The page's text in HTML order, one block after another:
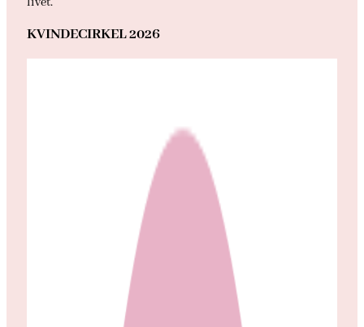
KVINDECIRKEL 2026